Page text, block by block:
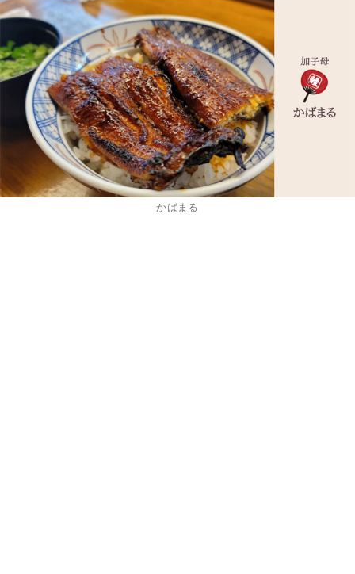
かばまる